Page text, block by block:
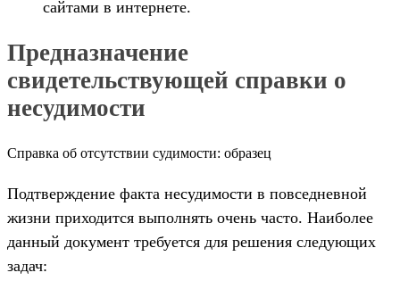
сайтами в интернете.
Предназначение
свидетельствующей справки о
несудимости
Справка об отсутствии судимости: образец
Подтверждение факта несудимости в повседневной
жизни приходится выполнять очень часто. Наиболее
данный документ требуется для решения следующих
задач: